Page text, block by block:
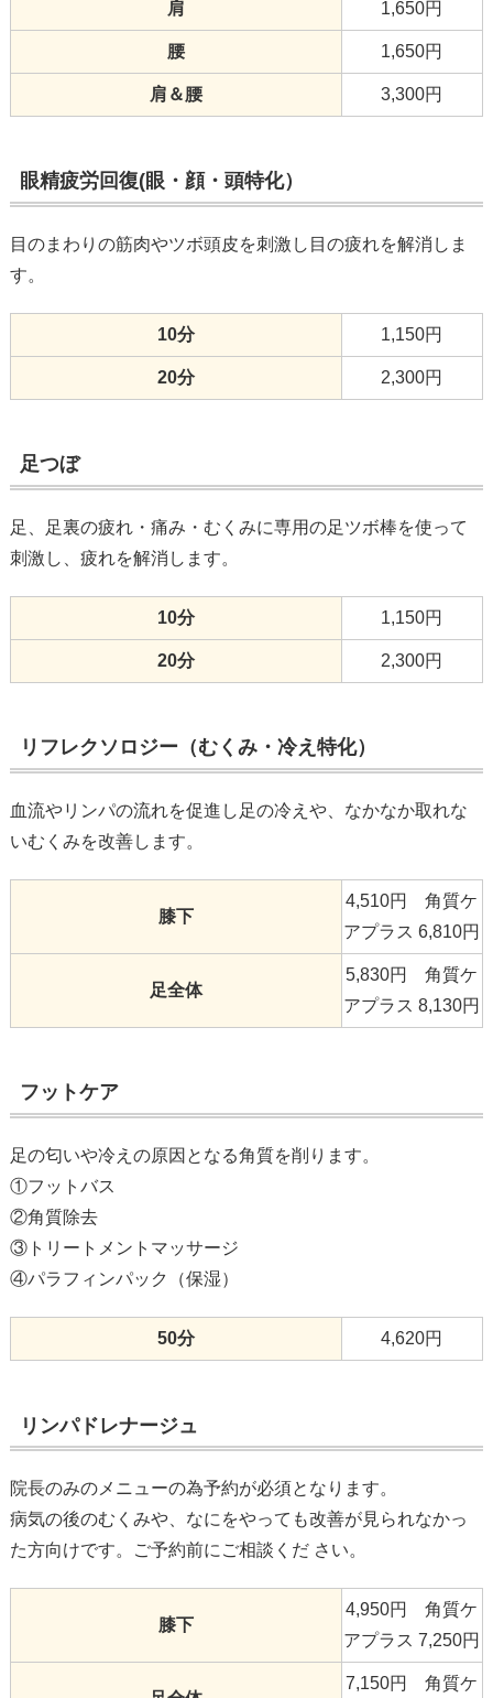
肩 1,650円
腰 1,650円
肩＆腰 3,300円
眼精疲労回復(眼・顔・頭特化）
目のまわりの筋肉やツボ頭皮を刺激し目の疲れを解消しま
す。
10分 1,150円
20分 2,300円
足つぼ
足、足裏の疲れ・痛み・むくみに専用の足ツボ棒を使って
刺激し、疲れを解消します。
10分 1,150円
20分 2,300円
リフレクソロジー（むくみ・冷え特化）
血流やリンパの流れを促進し足の冷えや、なかなか取れな
いむくみを改善します。
膝下
4,510円角質ケ
アプラス 6,810円
足全体
5,830円角質ケ
アプラス 8,130円
フットケア
足の匂いや冷えの原因となる角質を削ります。
①フットバス
②角質除去
③トリートメントマッサージ
④パラフィンパック（保湿）
50分 4,620円
リンパドレナージュ
院長のみのメニューの為予約が必須となります。
病気の後のむくみや、なにをやっても改善が見られなかっ
た方向けです。ご予約前にご相談くだ さい。
膝下
4,950円角質ケ
アプラス 7,250円
7,150円角質ケ